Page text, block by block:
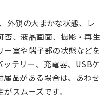
外観の大まかな状態、レ
否、液晶画面、撮影・再生
室や端子部の状態などを
テリー、充電器、USBケ
品がある場合は、あわせ
スムーズです。